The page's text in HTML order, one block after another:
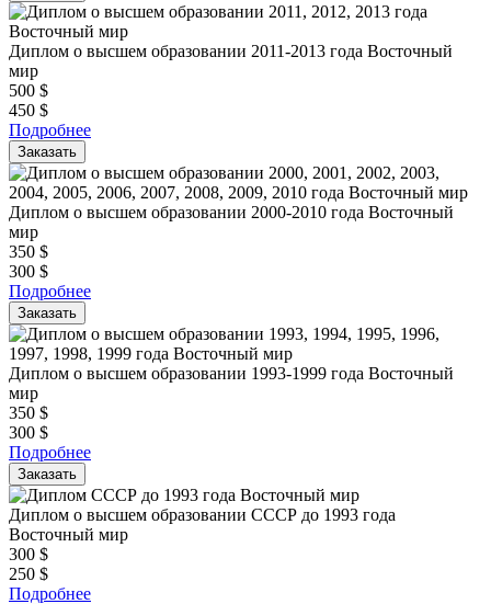
Диплом о высшем образовании 2011-2013 года Восточный
мир
500 $
450 $
Подробнее
Заказать
Диплом о высшем образовании 2000-2010 года Восточный
мир
350 $
300 $
Подробнее
Заказать
Диплом о высшем образовании 1993-1999 года Восточный
мир
350 $
300 $
Подробнее
Заказать
Диплом о высшем образовании СССР до 1993 года
Восточный мир
300 $
250 $
Подробнее